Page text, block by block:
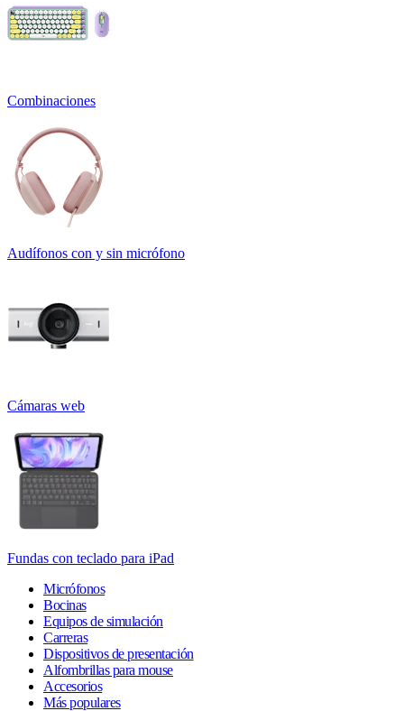
Combinaciones
Audífonos con y sin micrófono
Cámaras web
Fundas con teclado para iPad
Micrófonos
Bocinas
Equipos de simulación
Carreras
Dispositivos de presentación
Alfombrillas para mouse
Accesorios
Más populares